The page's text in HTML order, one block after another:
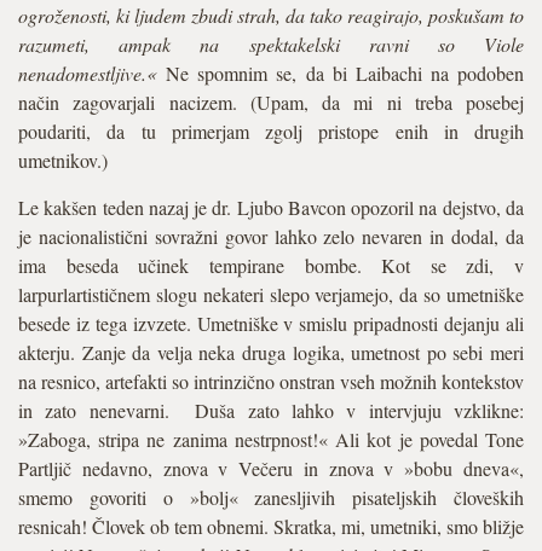
ogroženosti, ki ljudem zbudi strah, da tako reagirajo, poskušam to
razumeti, ampak na spektakelski ravni so Viole
nenadomestljive.«Ne spomnim se, da bi Laibachi na podoben
način zagovarjali nacizem. (Upam, da mi ni treba posebej
poudariti, da tu primerjam zgolj pristope enih in drugih
umetnikov.)
Le kakšen teden nazaj je dr. Ljubo Bavcon opozoril na dejstvo, da
je nacionalistični sovražni govor lahko zelo nevaren in dodal, da
ima beseda učinek tempirane bombe. Kot se zdi, v
larpurlartističnem slogu nekateri slepo verjamejo, da so umetniške
besede iz tega izvzete. Umetniške v smislu pripadnosti dejanju ali
akterju. Zanje da velja neka druga logika, umetnost po sebi meri
na resnico, artefakti so intrinzično onstran vseh možnih kontekstov
in zato nenevarni. Duša zato lahko v intervjuju vzklikne:
»Zaboga, stripa ne zanima nestrpnost!« Ali kot je povedal Tone
Partljič nedavno, znova v Večeru in znova v »bobu dneva«,
smemo govoriti o »bolj« zanesljivih pisateljskih človeških
resnicah! Človek ob tem obnemi. Skratka, mi, umetniki, smo bližje